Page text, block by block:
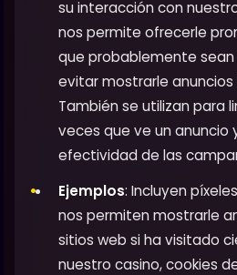
su interacción con
nos permite ofrecerle
que probablemente sean
evitar mostrarle anuncios
También se utilizan para
veces que ve un anuncio
efectividad de las
Ejemplos: Incluyen
nos permiten mostrarle
sitios web si ha visitado
nuestro casino, cookies